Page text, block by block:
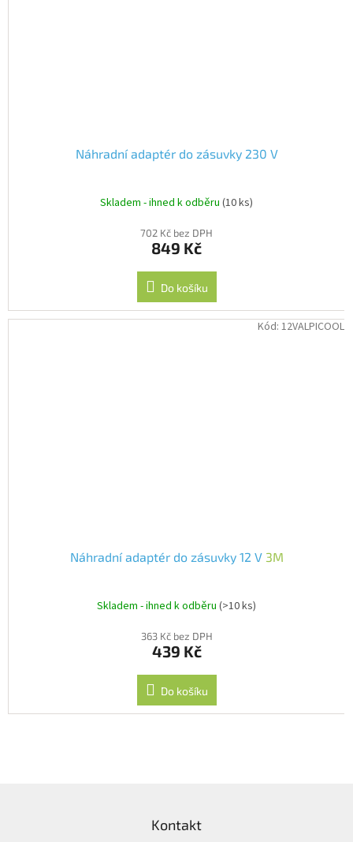
Náhradní adaptér do zásuvky 230 V
Skladem - ihned k odběru (10 ks)
702 Kč bez DPH
849 Kč
Do košíku
Náhradní adaptér do zásuvky 12 V 3M
Skladem - ihned k odběru (>10 ks)
363 Kč bez DPH
439 Kč
Do košíku
Kód: 12VALPICOOL
Kontakt